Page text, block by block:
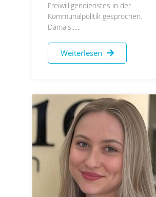
Freiwilligendienstes in der
Kommunalpolitik gesprochen.
Damals......
Weiterlesen